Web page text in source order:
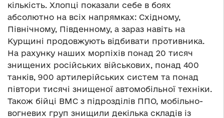
кількість. Хлопці показали себе в боях
абсолютно на всіх напрямках: Східному,
Північному, Південному, а зараз навіть на
Курщині продовжують відбивати противника.
На рахунку наших морпіхів понад 20 тисяч
знищених російських військових, понад 400
танків, 900 артилерійських систем та понад
півтори тисячі знищеної автомобільної техніки.
Також бійці ВМС з підрозділів ППО, мобільно-
вогневих груп знищили декілька складів із